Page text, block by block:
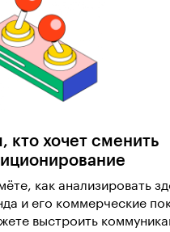
кто хочет сменить
как анализировать
и его коммерческие
выстроить